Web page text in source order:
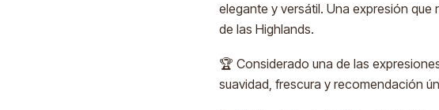
elegante y versátil. Una expresión
de las Highlands.
🏆 Considerado una de las
suavidad, frescura y recomendación